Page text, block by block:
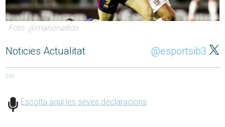
Foto: @mariona8co
Noticies Actualitat @esportsib3
269
Escolta aquí les seves declaracions